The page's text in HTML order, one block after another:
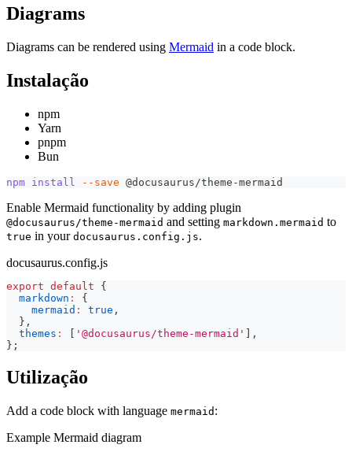
Diagrams
Diagrams can be rendered using Mermaid in a code block.
Instalação
npm
Yarn
pnpm
Bun
npm install --save @docusaurus/theme-mermaid
Enable Mermaid functionality by adding plugin
@docusaurus/theme-mermaid and setting markdown.mermaid to
true in your docusaurus.config.js.
docusaurus.config.js
export default
{
markdown :
{
mermaid : true ,
} ,
themes : '@docusaurus/theme-mermaid'
,
} ;
Utilização
Add a code block with language mermaid :
Example Mermaid diagram